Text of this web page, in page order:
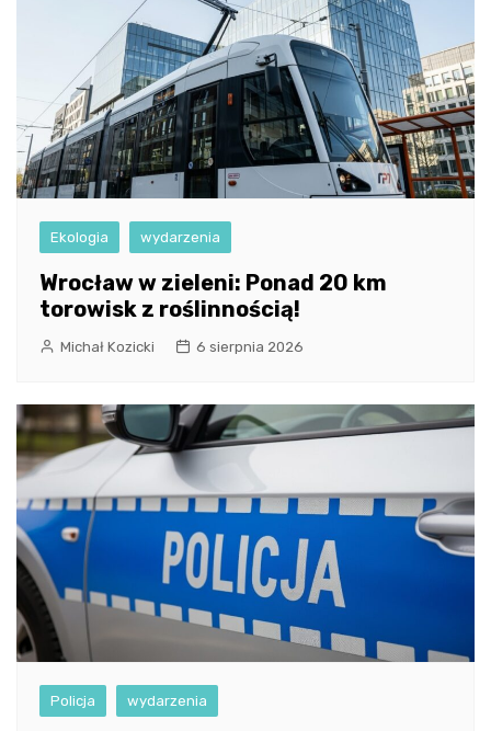
Ekologia wydarzenia
Wrocław w zieleni: Ponad 20 km
torowisk z roślinnością!
Michał Kozicki 6 sierpnia 2026
Policja wydarzenia